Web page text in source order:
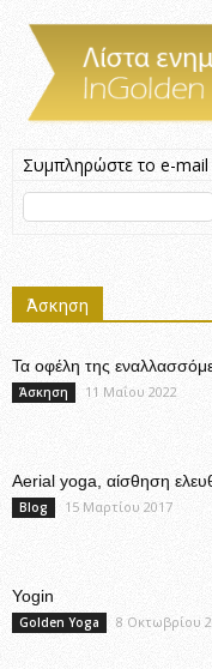
Συμπληρώστε το e-mail
Άσκηση
Τα οφέλη της
Άσκηση 11 Μαΐου 2022
Aerial yoga, αίσθηση
Blog 15 Μαρτίου 2017
Yogin
Golden Yoga 8 Οκτωβρίου